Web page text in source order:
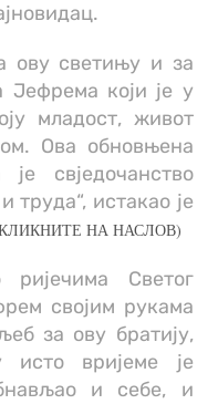
ову светињу и за
Јефрема који је у
младост, живот
Ова обновњена
свједочанство
труда“, истакао је
НА НАСЛОВ)
Светог
својим рукама
за ову братију,
вријеме је
и себе, и